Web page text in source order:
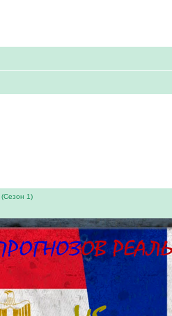
(Сезон 1)